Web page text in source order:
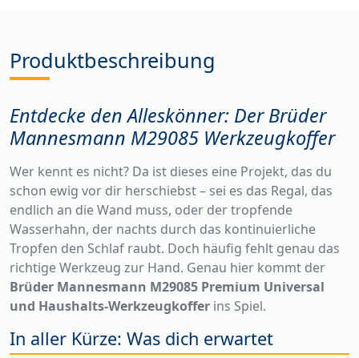
Produktbeschreibung
Entdecke den Alleskönner: Der Brüder
Mannesmann M29085 Werkzeugkoffer
Wer kennt es nicht? Da ist dieses eine Projekt, das du
schon ewig vor dir herschiebst – sei es das Regal, das
endlich an die Wand muss, oder der tropfende
Wasserhahn, der nachts durch das kontinuierliche
Tropfen den Schlaf raubt. Doch häufig fehlt genau das
richtige Werkzeug zur Hand. Genau hier kommt der
Brüder Mannesmann M29085 Premium Universal
und Haushalts-Werkzeugkoffer ins Spiel.
In aller Kürze: Was dich erwartet